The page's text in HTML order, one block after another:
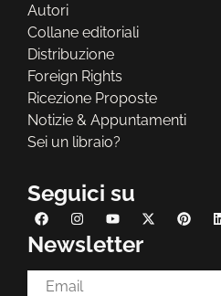
Autori
Collane editoriali
Distribuzione
Foreign Rights
Ricezione Proposte
Notizie & Appuntamenti
Sei un libraio?
Seguici su
Newsletter
Email Address*